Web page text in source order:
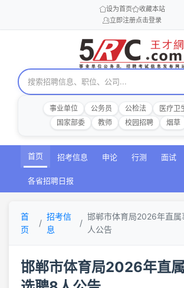
设为首页
收藏本站
立即注册点击登录
事业单位 公务员 公检法 医疗卫
国家部委
教师 校园招聘 烟草
首页 招考信息 申论 行测 面试
各省招聘日报
首
页
招考信
息
邯郸市体育局2026年直属
人公告
邯郸市体育局2026年直